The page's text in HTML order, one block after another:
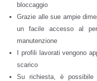
bloccaggio
Grazie alle sue ampie
un facile accesso al
manutenzione
I profili lavorati vengono
scarico
Su richiesta, è possibile